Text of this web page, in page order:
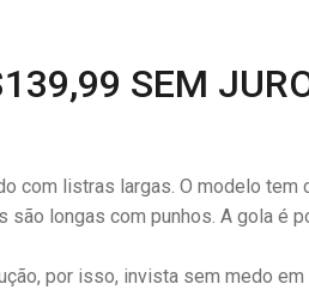
SEM
com listras largas. O modelo tem
são longas com punhos. A gola é
por isso, invista sem medo em